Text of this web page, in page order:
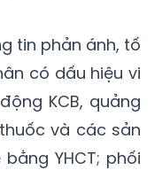
tin phản ánh, tố
có dấu hiệu vi
KCB, quảng
và các sản
YHCT; phối